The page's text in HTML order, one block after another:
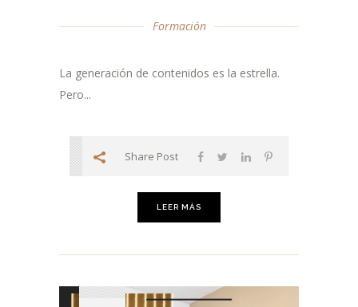
Formación
La generación de contenidos es la estrella.
Pero...
Share Post
LEER MÁS